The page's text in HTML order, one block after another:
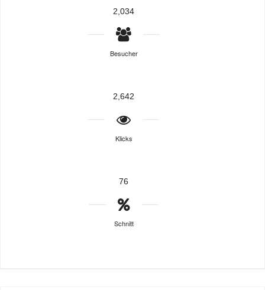
2,034
Besucher
2,642
Klicks
76
Schnitt